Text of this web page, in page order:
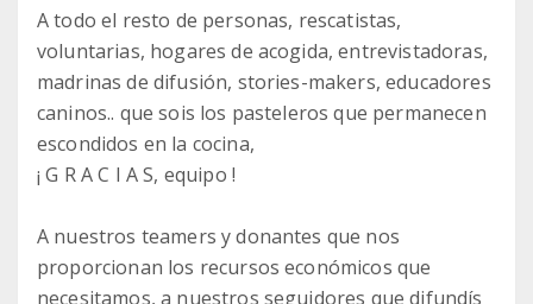
A todo el resto de personas, rescatistas,
voluntarias, hogares de acogida, entrevistadoras,
madrinas de difusión, stories-makers, educadores
caninos.. que sois los pasteleros que permanecen
escondidos en la cocina,
¡ G R A C I A S, equipo !
A nuestros teamers y donantes que nos
proporcionan los recursos económicos que
necesitamos, a nuestros seguidores que difundís